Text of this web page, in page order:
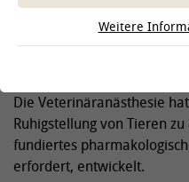
Veterinärmedizin mit
Eingriffen sind auch die
Anästhesiemanagement,
Die Veterinäranästhesie
Ruhigstellung von Tieren
fundiertes
erfordert, entwickelt.
Weitere